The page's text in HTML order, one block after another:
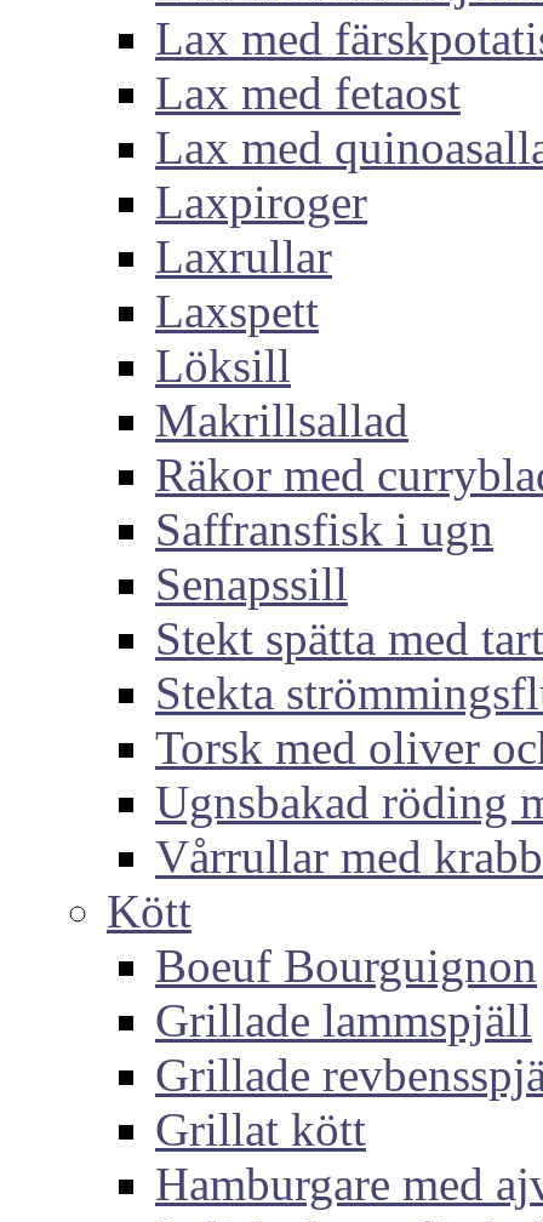
Lax med
Lax med fetaost
Lax med
Laxpiroger
Laxrullar
Laxspett
Löksill
Makrillsallad
Räkor med
Saffransfisk i ugn
Senapssill
Stekt spätta med
Stekta
Torsk med oliver
Ugnsbakad röding
Vårrullar med
Kött
Boeuf Bourguignon
Grillade lammspjäll
Grillade
Grillat kött
Hamburgare med